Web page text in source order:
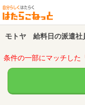
モトヤ 給料日の派遣社
条件の一部にマッチした